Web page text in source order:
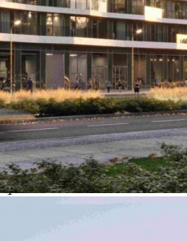
Характеристики помещения
№ объявления
103789
Дата размещения
01.06.2023
Город
Москва
Адрес
Полковая улица, д.1
Расположено
Жилой дом
Этаж
1
Предлагается